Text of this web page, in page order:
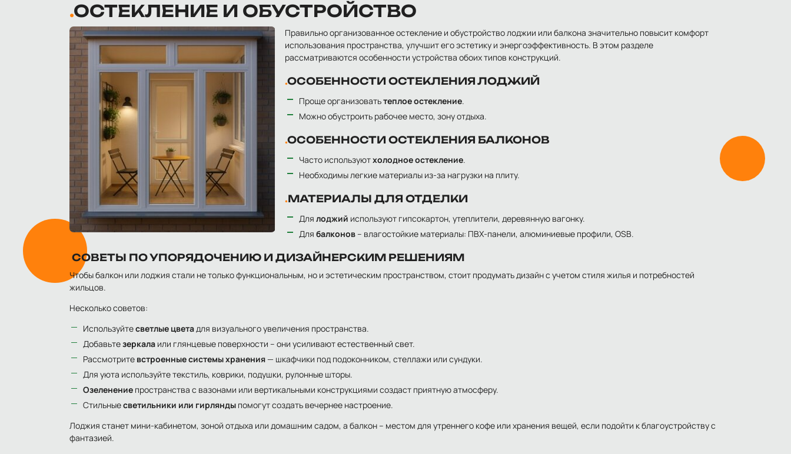
ОСТЕКЛЕНИЕ И ОБУСТРОЙСТВО
Правильно организованное остекление и обустройство лоджии или балкона значительно повысит комфорт
использования пространства, улучшит его эстетику и энергоэффективность. В этом разделе
рассматриваются особенности устройства обоих типов конструкций.
ОСОБЕННОСТИ ОСТЕКЛЕНИЯ ЛОДЖИЙ
Проще организоватьтеплое остекление.
Можно обустроить рабочее место, зону отдыха.
ОСОБЕННОСТИ ОСТЕКЛЕНИЯ БАЛКОНОВ
Часто используютхолодное остекление.
Необходимы легкие материалы из-за нагрузки на плиту.
МАТЕРИАЛЫ ДЛЯ ОТДЕЛКИ
Длялоджий используют гипсокартон, утеплители, деревянную вагонку.
Длябалконов– влагостойкие материалы: ПВХ-панели, алюминиевые профили, OSB.
СОВЕТЫ ПО УПОРЯДОЧЕНИЮ И ДИЗАЙНЕРСКИМ РЕШЕНИЯМ
Чтобы балкон или лоджия стали не только функциональным, но и эстетическим пространством, стоит продумать дизайн с учетом стиля жилья и потребностей
жильцов.
Несколько советов:
Используйтесветлые цветадля визуального увеличения пространства.
Добавьтезеркала или глянцевые поверхности – они усиливают естественный свет.
Рассмотрите встроенные системы хранения— шкафчики под подоконником, стеллажи или сундуки.
Для уюта используйте текстиль, коврики, подушки, рулонные шторы.
Озеленение пространства с вазонами или вертикальными конструкциями создаст приятную атмосферу.
Стильныесветильники или гирлянды помогут создать вечернее настроение.
Лоджия станет мини-кабинетом, зоной отдыха или домашним садом, а балкон – местом для утреннего кофе или хранения вещей, если подойти к благоустройству с
фантазией.